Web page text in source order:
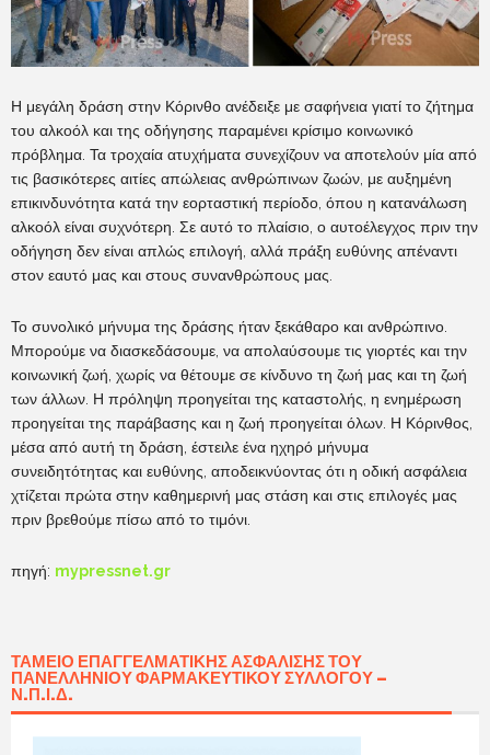
Η μεγάλη δράση στην Κόρινθο ανέδειξε με σαφήνεια γιατί το ζήτημα
του αλκοόλ και της οδήγησης παραμένει κρίσιμο κοινωνικό
πρόβλημα. Τα τροχαία ατυχήματα συνεχίζουν να αποτελούν μία από
τις βασικότερες αιτίες απώλειας ανθρώπινων ζωών, με αυξημένη
επικινδυνότητα κατά την εορταστική περίοδο, όπου η κατανάλωση
αλκοόλ είναι συχνότερη. Σε αυτό το πλαίσιο, ο αυτοέλεγχος πριν την
οδήγηση δεν είναι απλώς επιλογή, αλλά πράξη ευθύνης απέναντι
στον εαυτό μας και στους συνανθρώπους μας.
Το συνολικό μήνυμα της δράσης ήταν ξεκάθαρο και ανθρώπινο.
Μπορούμε να διασκεδάσουμε, να απολαύσουμε τις γιορτές και την
κοινωνική ζωή, χωρίς να θέτουμε σε κίνδυνο τη ζωή μας και τη ζωή
των άλλων. Η πρόληψη προηγείται της καταστολής, η ενημέρωση
προηγείται της παράβασης και η ζωή προηγείται όλων. Η Κόρινθος,
μέσα από αυτή τη δράση, έστειλε ένα ηχηρό μήνυμα
συνειδητότητας και ευθύνης, αποδεικνύοντας ότι η οδική ασφάλεια
χτίζεται πρώτα στην καθημερινή μας στάση και στις επιλογές μας
πριν βρεθούμε πίσω από το τιμόνι.
πηγή: mypressnet.gr
ΤΑΜΕΊΟ ΕΠΑΓΓΕΛΜΑΤΙΚΉΣ ΑΣΦΆΛΙΣΗΣ ΤΟΥ
ΠΑΝΕΛΛΗΝΊΟΥ ΦΑΡΜΑΚΕΥΤΙΚΟΎ ΣΥΛΛΌΓΟΥ –
Ν.Π.Ι.Δ.